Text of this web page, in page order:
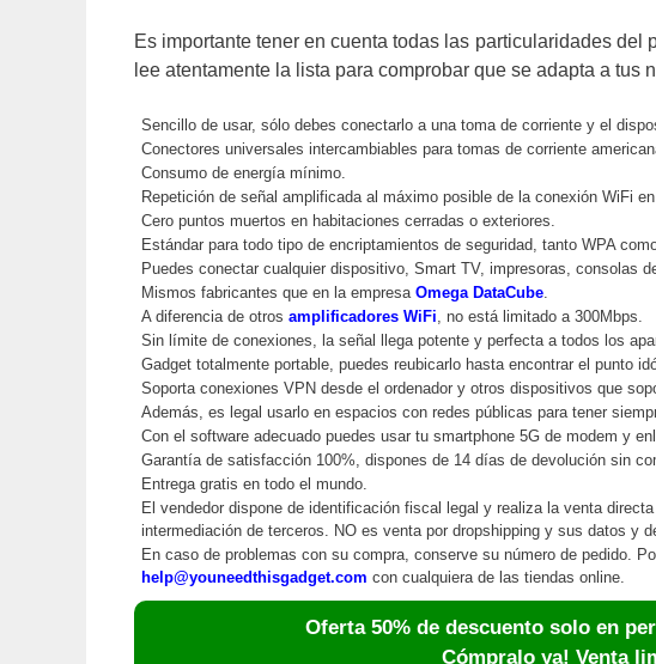
Es importante tener en cuenta todas las particularidades del
lee atentamente la lista para comprobar que se adapta a tus
Sencillo de usar, sólo debes conectarlo a una toma de corriente y el
Conectores universales intercambiables para tomas de corriente
Consumo de energía mínimo.
Repetición de señal amplificada al máximo posible de la conexión WiFi
Cero puntos muertos en habitaciones cerradas o exteriores.
Estándar para todo tipo de encriptamientos de seguridad, tanto WPA
Puedes conectar cualquier dispositivo, Smart TV, impresoras, consolas
Mismos fabricantes que en la empresa Omega DataCube
A diferencia de otros amplificadores WiFi , no está limitado a 300Mbps.
Sin límite de conexiones, la señal llega potente y perfecta a todos los
Gadget totalmente portable, puedes reubicarlo hasta encontrar el punto
Soporta conexiones VPN desde el ordenador y otros dispositivos que
Además, es legal usarlo en espacios con redes públicas para tener
Con el software adecuado puedes usar tu smartphone 5G de modem y
Garantía de satisfacción 100%, dispones de 14 días de devolución sin
Entrega gratis en todo el mundo.
El vendedor dispone de identificación fiscal legal y realiza la venta
intermediación de terceros. NO es venta por dropshipping y sus datos y
En caso de problemas con su compra, conserve su número de pedido.
help@youneedthisgadget.com con cualquiera de las tiendas online.
Oferta 50% de descuento solo en
Cómpralo ya! Venta